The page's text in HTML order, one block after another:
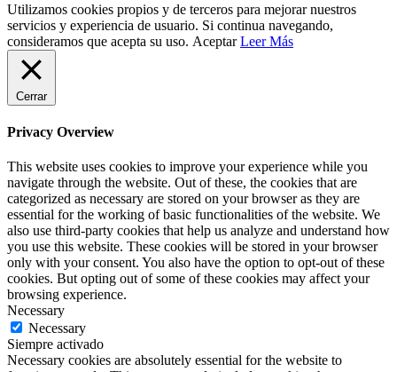
Utilizamos cookies propios y de terceros para mejorar nuestros
servicios y experiencia de usuario. Si continua navegando,
consideramos que acepta su uso. Aceptar Leer Más
Cerrar
Privacy Overview
This website uses cookies to improve your experience while you
navigate through the website. Out of these, the cookies that are
categorized as necessary are stored on your browser as they are
essential for the working of basic functionalities of the website. We
also use third-party cookies that help us analyze and understand how
you use this website. These cookies will be stored in your browser
only with your consent. You also have the option to opt-out of these
cookies. But opting out of some of these cookies may affect your
browsing experience.
Necessary
Necessary
Siempre activado
Necessary cookies are absolutely essential for the website to